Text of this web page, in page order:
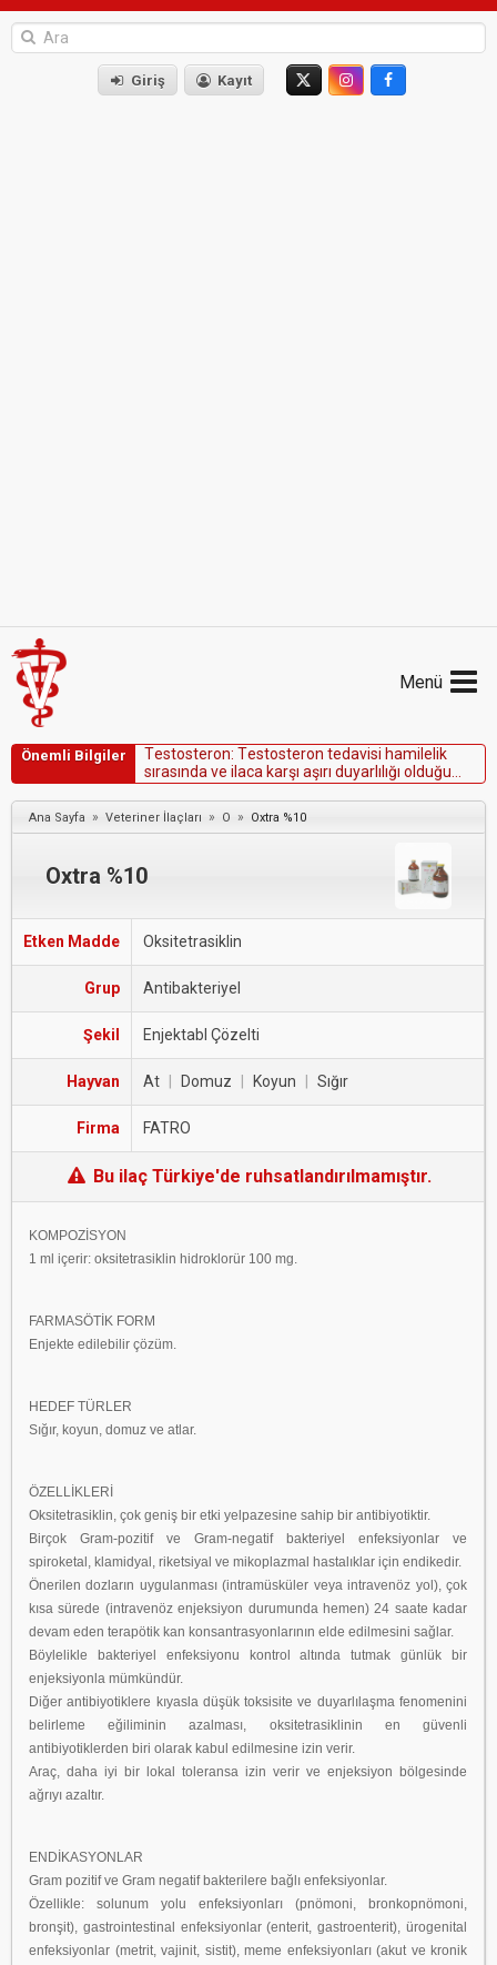
Giriş Kayıt
Menü
Önemli Bilgiler Testosteron: Testosteron tedavisi hami e ik
sırasında ve i aca karşı aşırı duyarı ığı o duğu
bilinenhastalardakontrendikedir
Ana Sayfa » Veteriner İlaçları » O » Oxtra %10
Oxtra %10
Etken Madde Oksitetrasiklin
Grup Antibakteriyel
Şekil Enjektabl Çözelti
Hayvan At Domuz Koyun Sığır
Firma FATRO
Bu ilaç Türkiye'de ruhsatlandırılmamıştır.
KOMPOZİSYON
1 ml içerir: oksitetrasiklin hidroklorür 100 mg.
FARMASÖTİK FORM
Enjekte edilebilir çözüm.
HEDEF TÜRLER
Sığır, koyun, domuz ve atlar.
ÖZELLİKLERİ
Oksitetrasiklin, çok geniş bir etki yelpazesine sahip bir antibiyotiktir.
Birçok Gram-pozitif ve Gram-negatif bakteriyel enfeksiyonlar ve
spiroketal, klamidyal, riketsiyal ve mikoplazmal hastalıklar için endikedir.
Önerilen dozların uygulanması (intramüsküler veya intravenöz yol), çok
kısa sürede (intravenöz enjeksiyon durumunda hemen) 24 saate kadar
devam eden terapötik kan konsantrasyonlarının elde edilmesini sağlar.
Böylelikle bakteriyel enfeksiyonu kontrol altında tutmak günlük bir
enjeksiyonla mümkündür.
Diğer antibiyotiklere kıyasla düşük toksisite ve duyarlılaşma fenomenini
belirleme eğiliminin azalması, oksitetrasiklinin en güvenli
antibiyotiklerden biri olarak kabul edilmesine izin verir.
Araç, daha iyi bir lokal toleransa izin verir ve enjeksiyon bölgesinde
ağrıyı azaltır.
ENDİKASYONLAR
Gram pozitif ve Gram negatif bakterilere bağlı enfeksiyonlar.
Özellikle: solunum yolu enfeksiyonları (pnömoni, bronkopnömoni,
bronşit), gastrointestinal enfeksiyonlar (enterit, gastroenterit), ürogenital
enfeksiyonlar (metrit, vajinit, sistit), meme enfeksiyonları (akut ve kronik